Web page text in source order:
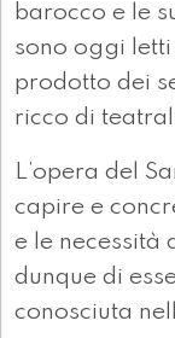
barocco e le
sono oggi
prodotto dei
ricco di
L’opera del
capire e
e le necessità
dunque di
conosciuta